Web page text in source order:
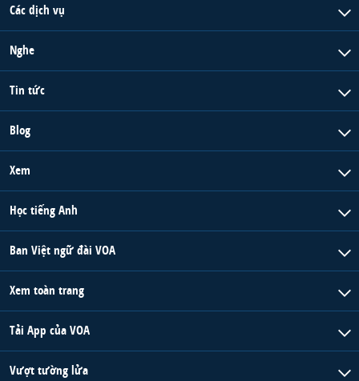
Các dịch vụ
Nghe
Tin tức
Blog
Xem
Học tiếng Anh
Ban Việt ngữ đài VOA
Xem toàn trang
Tải App của VOA
Vượt tường lửa